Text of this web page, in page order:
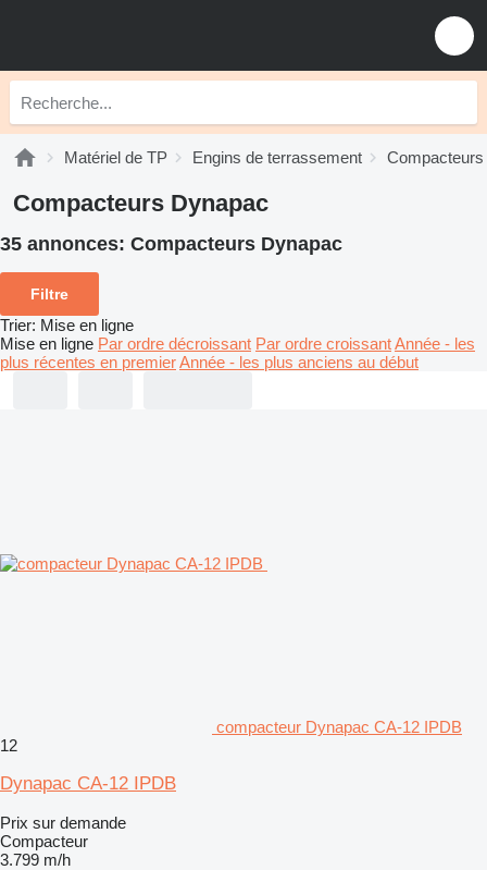
Matériel de TP Engins de terrassement Compacteurs
Compacteurs Dynapac
35 annonces: Compacteurs Dynapac
Filtre
Trier: Mise en ligne
Mise en ligne Par ordre décroissant Par ordre croissantAnnée - les
plus récentes en premierAnnée - les plus anciens au début
compacteur Dynapac CA-12 IPDB
12
Dynapac CA-12 IPDB
Prix sur demande
Compacteur
3.799 m/h